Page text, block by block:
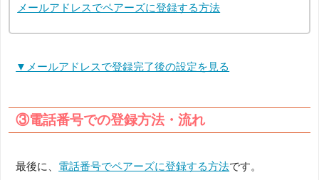
メールアドレスでペアーズに登録する方法
▼メールアドレスで登録完了後の設定を見る
③電話番号での登録方法・流れ
最後に、 電話番号でペアーズに登録する方法です。